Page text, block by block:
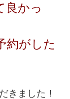
良かっ
約がした
きました！